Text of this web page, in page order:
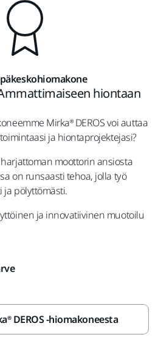
hiontaan
Mirka® DEROS voi auttaa
ja hiontaprojektejasi?
moottorin ansiosta
on runsaasti tehoa, jolla työ
ja pölyttömästi.
ja innovatiivinen muotoilu
DEROS -hiomakoneesta